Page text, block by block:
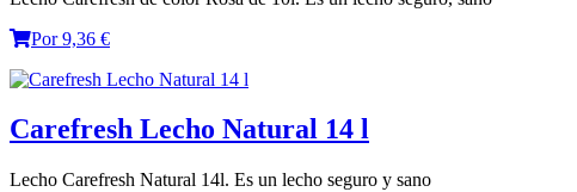
Por 9,36 €
Carefresh Lecho Natural 14 l
Lecho Carefresh Natural 14l. Es un lecho seguro y sano